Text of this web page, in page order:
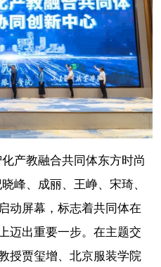
产教融合共同体东方时尚
峰、成丽、王峥、宋琦、
动屏幕，标志着共同体在
迈出重要一步。在主题交
授贾玺增、北京服装学院